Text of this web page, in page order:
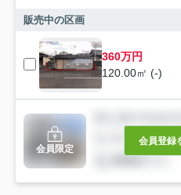
販売中の区画
360万円
120.00㎡ (-)
会員限定
会員登録